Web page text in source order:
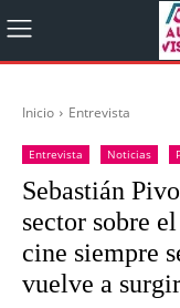
Inicio Entrevista
Entrevista Noticias
Sebastián
sector sobre
cine siempre
vuelve a